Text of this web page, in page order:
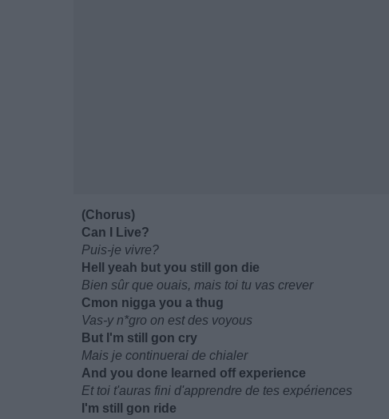
(Chorus)
Can I Live?
Puis-je vivre?
Hell yeah but you still gon die
Bien sûr que ouais, mais toi tu vas crever
Cmon nigga you a thug
Vas-y n*gro on est des voyous
But I'm still gon cry
Mais je continuerai de chialer
And you done learned off experience
Et toi t'auras fini d'apprendre de tes expériences
I'm still gon ride